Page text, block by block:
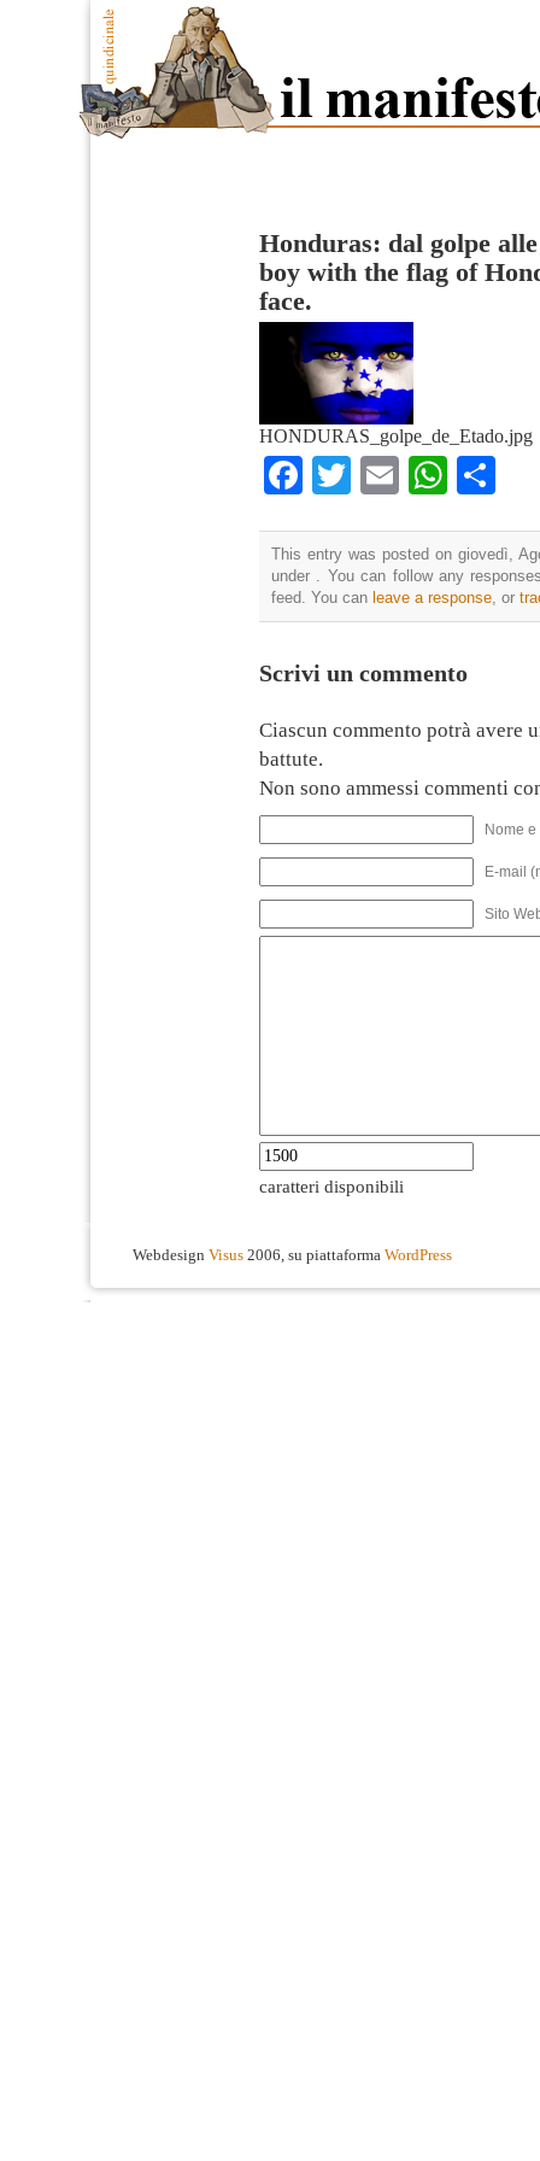
Honduras: dal golpe
boy with the flag of
face.
HONDURAS_golpe_de_Etado.jpg
Facebook
TwitterEmail
This entry was posted on giovedì,
under . You can follow any
feed. You can leave a response , or
Scrivi un commento
Ciascun commento potrà avere
battute.
Non sono ammessi commenti
Nome
E-mail
Sito
caratteri disponibili
Webdesign Visus 2006, su piattaforma WordPress